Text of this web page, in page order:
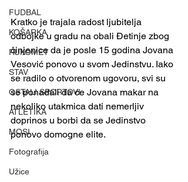
FUDBAL
KOŠARKA
RUKOMET
STAV
OSTALI SPORTOVI
ATLETIKA
MOSI
Fotografija
Užice
Kratko je trajala radost ljubitelja
odbojke u gradu na obali Đetinje zbog
činjenice da je posle 15 godina Jovana
Vesović ponovo u svom Jedinstvu. Iako
se radilo o otvorenom ugovoru, svi su
se ponadali da će Jovana makar na
nekoliko utakmica dati nemerljiv
doprinos u borbi da se Jedinstvo
ponovo domogne elite.